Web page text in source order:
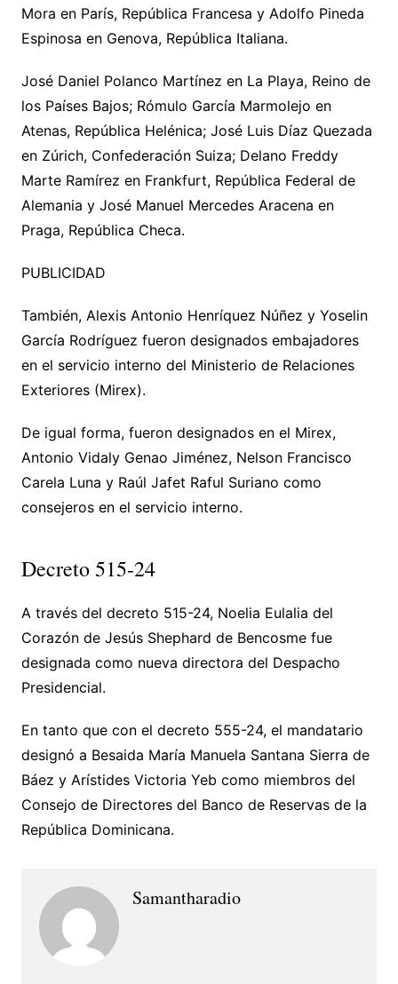
Mora en París, República Francesa y Adolfo Pineda
Espinosa en Genova, República Italiana.
José Daniel Polanco Martínez en La Playa, Reino de
los Países Bajos; Rómulo García Marmolejo en
Atenas, República Helénica; José Luis Díaz Quezada
en Zúrich, Confederación Suiza; Delano Freddy
Marte Ramírez en Frankfurt, República Federal de
Alemania y José Manuel Mercedes Aracena en
Praga, República Checa.
PUBLICIDAD
También, Alexis Antonio Henríquez Núñez y Yoselin
García Rodríguez fueron designados embajadores
en el servicio interno del Ministerio de Relaciones
Exteriores (Mirex).
De igual forma, fueron designados en el Mirex,
Antonio Vidaly Genao Jiménez, Nelson Francisco
Carela Luna y Raúl Jafet Raful Suriano como
consejeros en el servicio interno.
Decreto 515-24
A través del decreto 515-24, Noelia Eulalia del
Corazón de Jesús Shephard de Bencosme fue
designada como nueva directora del Despacho
Presidencial.
En tanto que con el decreto 555-24, el mandatario
designó a Besaida María Manuela Santana Sierra de
Báez y Arístides Victoria Yeb como miembros del
Consejo de Directores del Banco de Reservas de la
República Dominicana.
Samantharadio